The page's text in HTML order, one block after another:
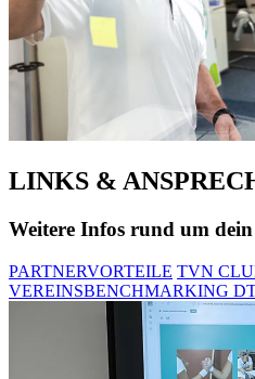
LINKS &
Weitere Infos rund um
PARTNERVORTEILE TVN
VEREINSBENCHMARKING